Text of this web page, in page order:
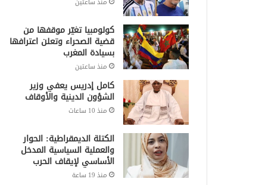
منذ ساعتين
كولومبيا تغيّر موقفها من
قضية الصحراء وتعلن اعترافها
بسيادة المغرب
منذ ساعتين
كامل إدريس يعفي وزير
الشؤون الدينية والأوقاف
منذ 10 ساعات
الكتلة الديمقراطية: الحوار
والعملية السياسية المدخل
الأساسي لإيقاف الحرب
منذ 19 ساعة